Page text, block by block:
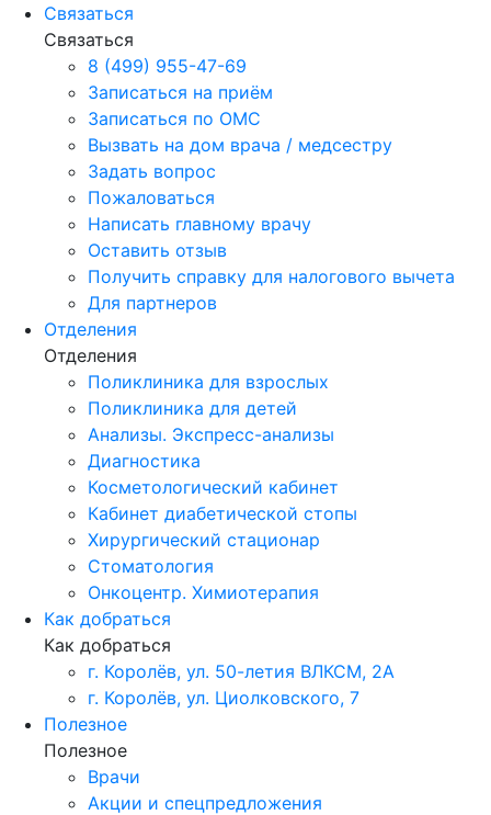
Связаться
Связаться
8 (499) 955-47-69
Записаться на приём
Записаться по ОМС
Вызвать на дом врача / медсестру
Задать вопрос
Пожаловаться
Написать главному врачу
Оставить отзыв
Получить справку для налогового вычета
Для партнеров
Отделения
Отделения
Поликлиника для взрослых
Поликлиника для детей
Анализы. Экспресс-анализы
Диагностика
Косметологический кабинет
Кабинет диабетической стопы
Хирургический стационар
Стоматология
Онкоцентр. Химиотерапия
Как добраться
Как добраться
г. Королёв, ул. 50-летия ВЛКСМ, 2А
г. Королёв, ул. Циолковского, 7
Полезное
Полезное
Врачи
Акции и спецпредложения